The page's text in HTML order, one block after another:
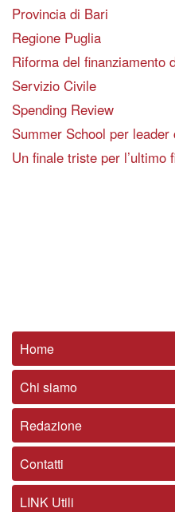
Provincia di Bari
Regione Puglia
Riforma del finanziamento
Servizio Civile
Spending Review
Summer School per leader
Un finale triste per l’ultimo
Home
Chi siamo
Redazione
Contatti
LINK Utili